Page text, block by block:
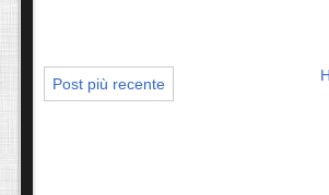
Post più recente